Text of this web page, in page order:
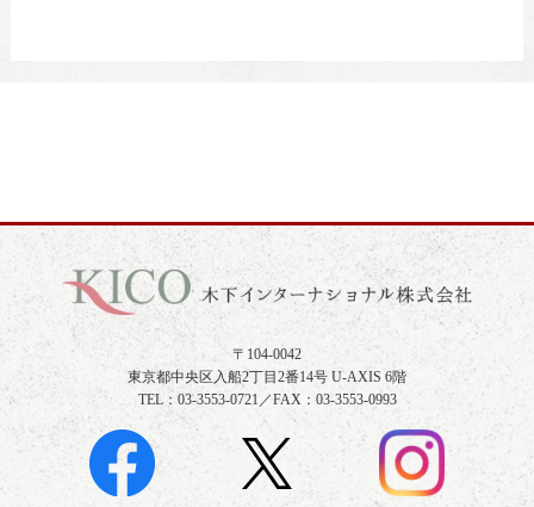
〒104-0042
東京都中央区入船2丁目2番14号 U-AXIS 6階
TEL：03-3553-0721／FAX：03-3553-0993